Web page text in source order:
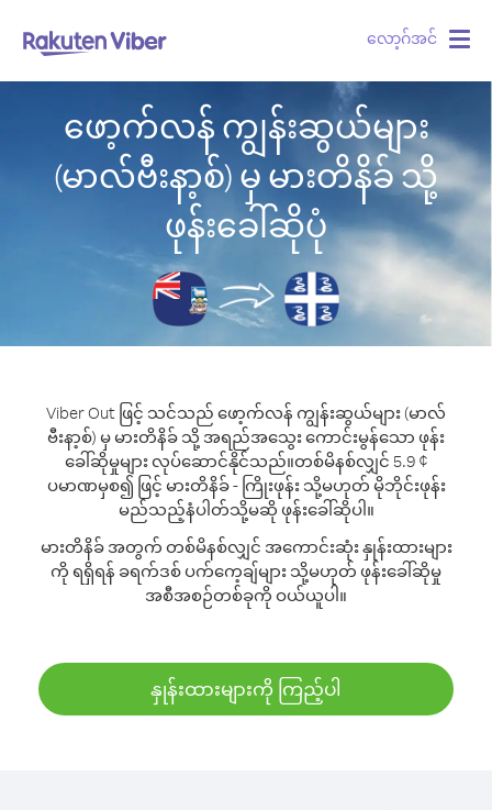
လော့ဂ်အင်
ဖော့က်လန် ကျွန်းဆွယ်များ
(မာလ်ဗီးနာ့စ်) မှ မားတိနိခ် သို့
ဖုန်းခေါ်ဆိုပုံ
Viber Out ဖြင့် သင်သည် ဖော့က်လန် ကျွန်းဆွယ်များ (မာလ်
ဗီးနာ့စ်) မှ မားတိနိခ် သို့ အရည်အသွေး ကောင်းမွန်သော ဖုန်း
ခေါ်ဆိုမှုများ လုပ်ဆောင်နိုင်သည်။တစ်မိနစ်လျှင် 5.9 ¢
ပမာဏမှစ၍ ဖြင့် မားတိနိခ် - ကြိုးဖုန်း သို့မဟုတ် မိုဘိုင်းဖုန်း
မည်သည့်နံပါတ်သို့မဆို ဖုန်းခေါ်ဆိုပါ။
မားတိနိခ် အတွက် တစ်မိနစ်လျှင် အကောင်းဆုံး နှုန်းထားများ
ကို ရရှိရန် ခရက်ဒစ် ပက်ကေ့ချ်များ သို့မဟုတ် ဖုန်းခေါ်ဆိုမှု
အစီအစဉ်တစ်ခုကို ဝယ်ယူပါ။
နှုန်းထားများကို ကြည့်ပါ